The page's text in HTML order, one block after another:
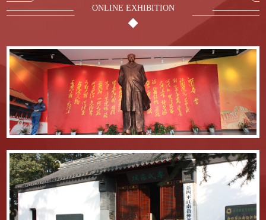
ONLINE EXHIBITION
新四军江南指挥部司令部旧址
司令部旧址——光裕堂
陈毅元帅诗词将军法书碑廊